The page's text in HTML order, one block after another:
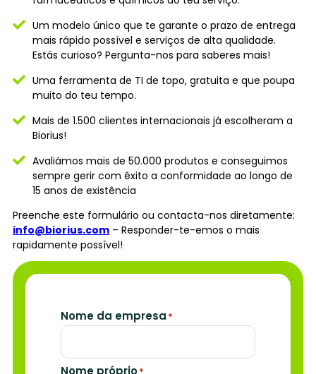
Um modelo único que te garante o prazo de entrega
mais rápido possível e serviços de alta qualidade.
Estás curioso? Pergunta-nos para saberes mais!
Uma ferramenta de TI de topo, gratuita e que poupa
muito do teu tempo.
Mais de 1.500 clientes internacionais já escolheram a
Biorius!
Avaliámos mais de 50.000 produtos e conseguimos
sempre gerir com êxito a conformidade ao longo de
15 anos de existência
Preenche este formulário ou contacta-nos diretamente:
info@biorius.com – Responder-te-emos o mais
rapidamente possível!
Nome da empresa *
Nome próprio*